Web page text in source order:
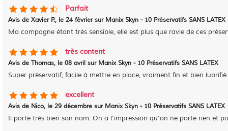
Parfait
Avis de Xavier P., le 24 février sur Manix Skyn - 10 Préservatifs SANS LATEX
Ma compagne étant très sensible, elle est plus que ravie de ces
très content
Avis de Thomas, le 08 avril sur Manix Skyn - 10 Préservatifs SANS LATEX
Super préservatif, facile à mettre en place, vraiment fin et bien
excellent
Avis de Nico, le 29 décembre sur Manix Skyn - 10 Préservatifs SANS LATEX
Il porte très bien son nom. On a l'impression qu'on ne porte rien et